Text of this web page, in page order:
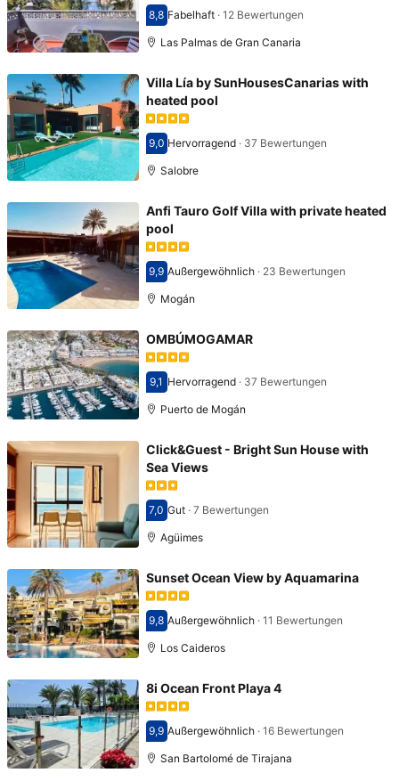
Bewertet mit 8,8
8,8 Fabelhaft· 12 Bewertungen
Las Palmas de Gran Canaria
Villa Lía by SunHousesCanarias with
heated pool
Bewertet mit 9,0
9,0 Hervorragend· 37 Bewertungen
Salobre
Anfi Tauro Golf Villa with private heated
pool
Bewertet mit 9,9
9,9 Außergewöhnlich· 23 Bewertungen
Mogán
OMBÚMOGAMAR
Bewertet mit 9,1
9,1 Hervorragend· 37 Bewertungen
Puerto de Mogán
Click&Guest - Bright Sun House with
Sea Views
Bewertet mit 7,0
7,0 Gut· 7 Bewertungen
Agüimes
Sunset Ocean View by Aquamarina
Bewertet mit 9,8
9,8 Außergewöhnlich· 11 Bewertungen
Los Caideros
8i Ocean Front Playa 4
Bewertet mit 9,9
9,9 Außergewöhnlich· 16 Bewertungen
San Bartolomé de Tirajana